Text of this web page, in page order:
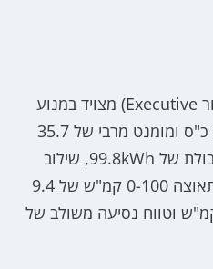
קיה EV9 RWD (ברמת הגימור Executive) מצויד במנוע
אחורי בהספק מרבי של 203 כ"ס ומומנט מרבי של 35.7
קג"מ בשילוב עם סוללה בקיבולת של 99.8kWh, שילוב
המאפשר לדגם להשיג נתון תאוצה 0-100 קמ"ש של 9.4
מהירות מרבית 185 קמ"ש וטווח נסיעה משולב של